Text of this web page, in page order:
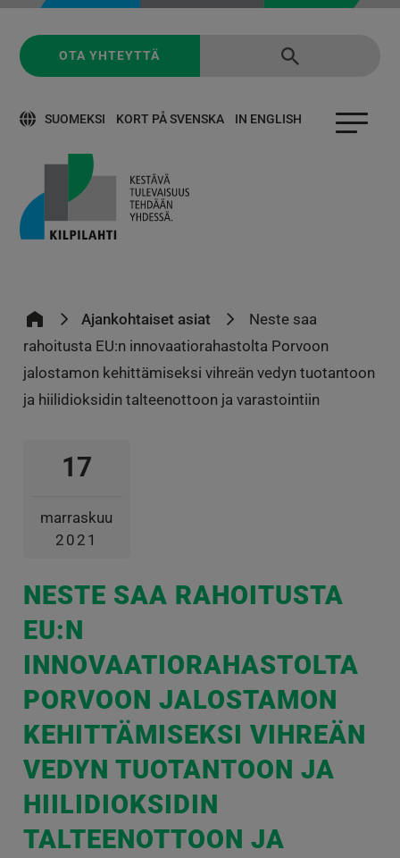
SUOMEKSI KORT PÅ SVENSKA IN ENGLISH
OTA YHTEYTTÄ
Ajankohtaiset asiat
Neste saa
rahoitusta EU:n innovaatiorahastolta Porvoon
jalostamon kehittämiseksi vihreän vedyn tuotantoon
ja hiilidioksidin talteenottoon ja varastointiin
17
marraskuu
2021
NESTE SAA RAHOITUSTA
EU:N
INNOVAATIORAHASTOLTA
PORVOON JALOSTAMON
KEHITTÄMISEKSI VIHREÄN
VEDYN TUOTANTOON JA
HIILIDIOKSIDIN
TALTEENOTTOON JA